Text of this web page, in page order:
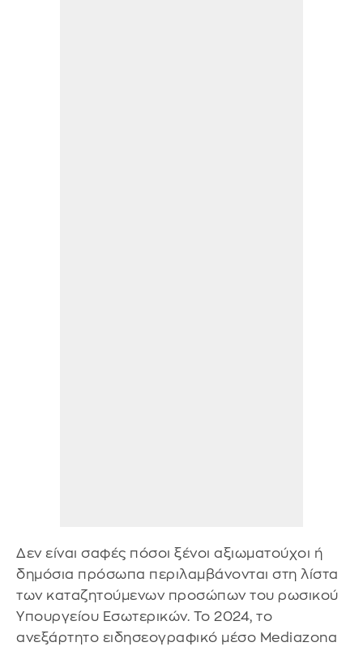
Δεν είναι σαφές πόσοι ξένοι αξιωματούχοι ή
δημόσια πρόσωπα περιλαμβάνονται στη λίστα
των καταζητούμενων προσώπων του ρωσικού
Υπουργείου Εσωτερικών. Το 2024, το
ανεξάρτητο ειδησεογραφικό μέσο Mediazona